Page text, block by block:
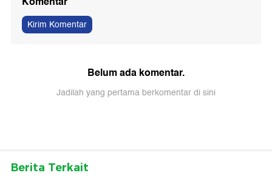
Kirim Komentar
Belum ada komentar.
Jadilah yang pertama berkomentar di sini
Berita Terkait